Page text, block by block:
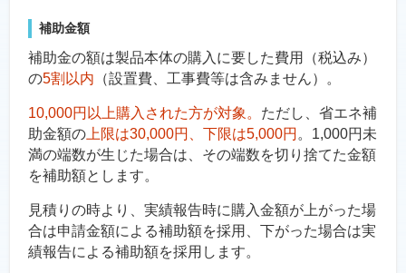
補助金額
補助金の額は製品本体の購入に要した費用（税込み）
の5割以内 （設置費、工事費等は含みません）。
10,000円以上購入された方が対象。 ただし、省エネ補
助金額の 上限は30,000円、下限は5,000円 。1,000円未
満の端数が生じた場合は、その端数を切り捨てた金額
を補助額とします。
見積りの時より、実績報告時に購入金額が上がった場
合は申請金額による補助額を採用、下がった場合は実
績報告による補助額を採用します。